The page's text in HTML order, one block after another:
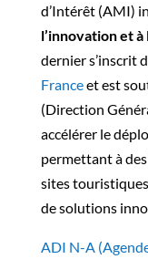
d’Intérêt (AMI)
l’innovation et
dernier s’inscrit
Franceet est
(Direction
accélérer le
permettant à
sites touristiques
de solutions
ADI N-A